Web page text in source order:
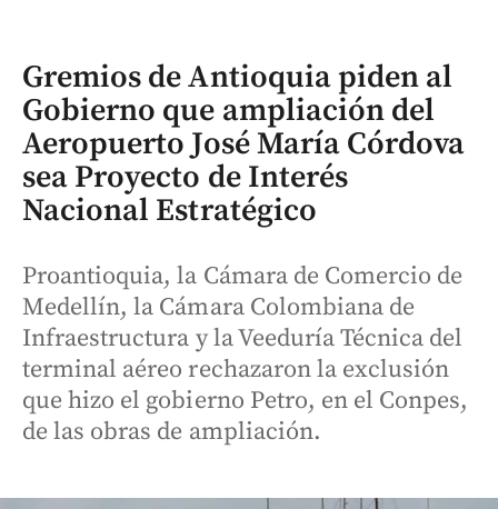
Gremios de Antioquia piden al
Gobierno que ampliación del
Aeropuerto José María Córdova
sea Proyecto de Interés
Nacional Estratégico
Proantioquia, la Cámara de Comercio de
Medellín, la Cámara Colombiana de
Infraestructura y la Veeduría Técnica del
terminal aéreo rechazaron la exclusión
que hizo el gobierno Petro, en el Conpes,
de las obras de ampliación.